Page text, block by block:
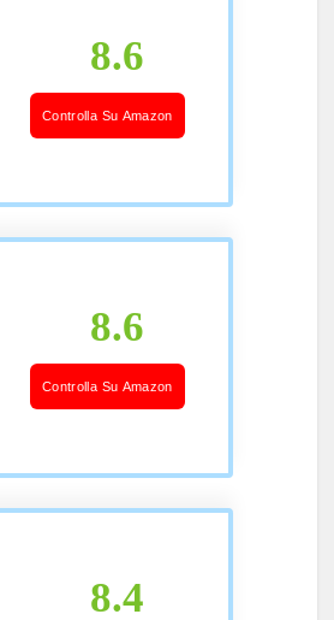
8.6
Controlla Su Amazon
8.6
Controlla Su Amazon
8.4